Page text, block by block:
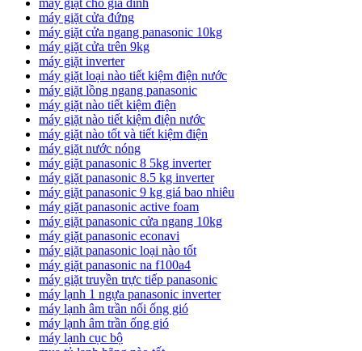
máy giặt cho gia đình
máy giặt cửa đứng
máy giặt cửa ngang panasonic 10kg
máy giặt cửa trên 9kg
máy giặt inverter
máy giặt loại nào tiết kiệm điện nước
máy giặt lồng ngang panasonic
máy giặt nào tiết kiệm điện
máy giặt nào tiết kiệm điện nước
máy giặt nào tốt và tiết kiệm điện
máy giặt nước nóng
máy giặt panasonic 8 5kg inverter
máy giặt panasonic 8.5 kg inverter
máy giặt panasonic 9 kg giá bao nhiêu
máy giặt panasonic active foam
máy giặt panasonic cửa ngang 10kg
máy giặt panasonic econavi
máy giặt panasonic loại nào tốt
máy giặt panasonic na f100a4
máy giặt truyền trực tiếp panasonic
máy lạnh 1 ngựa panasonic inverter
máy lạnh âm trần nối ống gió
máy lạnh âm trần ống gió
máy lạnh cục bộ